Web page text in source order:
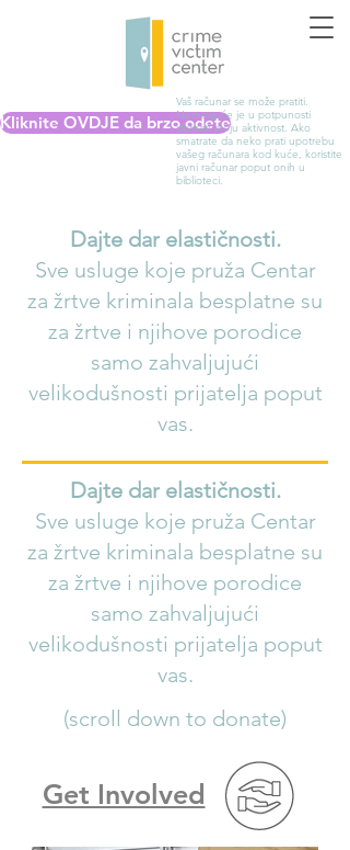
Kliknite OVDJE da brzo odete
Vaš računar se može pratiti.
Nemoguće je u potpunosti
izbrisati svoju aktivnost. Ako
smatrate da neko prati upotrebu
vašeg računara kod kuće, koristite
javni računar poput onih u
biblioteci.
Dajte dar elastičnosti.
Sve usluge koje pruža Centar
za žrtve kriminala besplatne su
za žrtve i njihove porodice
samo zahvaljujući
velikodušnosti prijatelja poput
vas.
Dajte dar elastičnosti.
Sve usluge koje pruža Centar
za žrtve kriminala besplatne su
za žrtve i njihove porodice
samo zahvaljujući
velikodušnosti prijatelja poput
vas.
(scroll down to donate)
Get Involved